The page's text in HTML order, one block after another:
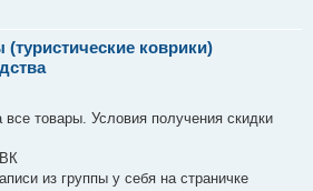
коврики)
товары. Условия получения скидки
из группы у себя на страничке